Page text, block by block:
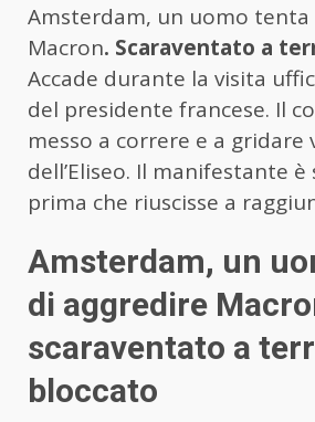
Amsterdam, un uomo tenta
Macron. Scaraventato a
Accade durante la visita
del presidente francese. Il
messo a correre e a gridare
dell’Eliseo. Il manifestante
prima che riuscisse a
Amsterdam, un
di aggredire
scaraventato a
bloccato